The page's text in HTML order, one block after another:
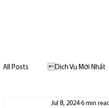
All Posts Dịch Vụ Mới Nhất
Jul 8, 2024 6 min read